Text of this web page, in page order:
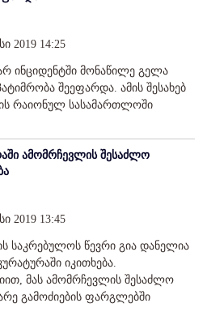
2019 14:25
ინციდენტში მონაწილე გელა
შეეფარდა. ამის შესახებ
რაიონულ სასამართლოში
ამომრჩევლის შესაძლო
2019 13:45
საკრებულოს წევრი გია დანელია
იკითხება.
მას ამომრჩევლის შესაძლო
გამოძიების ფარგლებში